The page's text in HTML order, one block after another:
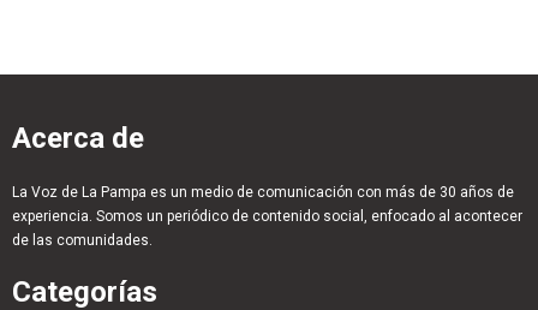
Acerca de
La Voz de La Pampa es un medio de comunicación con más de 30 años de
experiencia. Somos un periódico de contenido social, enfocado al acontecer
de las comunidades.
Categorías